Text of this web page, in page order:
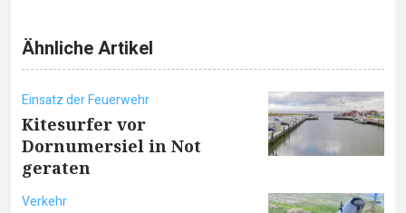
Ähnliche Artikel
Einsatz der Feuerwehr
Kitesurfer vor
Dornumersiel in Not
geraten
Verkehr